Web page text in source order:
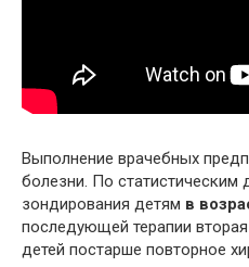
Выполнение врачебных
болезни. По
зондирования детям в
последующей терапии
детей постарше повторное